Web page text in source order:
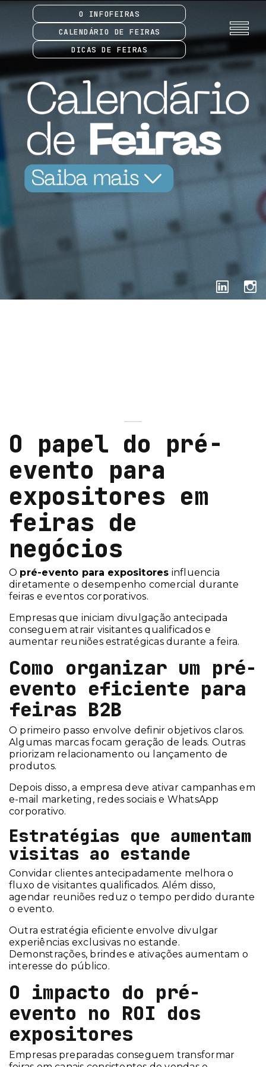
O INFOFEIRAS
CALENDÁRIO DE FEIRAS
DICAS DE FEIRAS
O papel do pré-
evento para
expositores em
feiras de
negócios
O pré-evento para expositores influencia
diretamente o desempenho comercial durante
feiras e eventos corporativos.
Empresas que iniciam divulgação antecipada
conseguem atrair visitantes qualificados e
aumentar reuniões estratégicas durante a feira.
Como organizar um pré-
evento eficiente para
feiras B2B
O primeiro passo envolve definir objetivos claros.
Algumas marcas focam geração de leads. Outras
priorizam relacionamento ou lançamento de
produtos.
Depois disso, a empresa deve ativar campanhas em
e-mail marketing, redes sociais e WhatsApp
corporativo.
Estratégias que aumentam
visitas ao estande
Convidar clientes antecipadamente melhora o
fluxo de visitantes qualificados. Além disso,
agendar reuniões reduz o tempo perdido durante
o evento.
Outra estratégia eficiente envolve divulgar
experiências exclusivas no estande.
Demonstrações, brindes e ativações aumentam o
interesse do público.
O impacto do pré-
evento no ROI dos
expositores
Empresas preparadas conseguem transformar